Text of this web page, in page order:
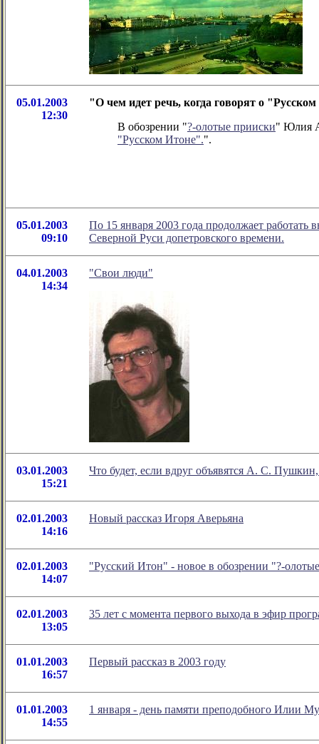
05.01.2003
12:30
"О чем идет речь, когда говорят о
В обозрении "?-олотые прииски" Юлия
"Русском Итоне".".
05.01.2003
09:10
По 15 января 2003 года продолжает работать
Северной Руси допетровского времени.
04.01.2003
14:34
"Свои люди"
03.01.2003
15:21
Что будет, если вдруг объявятся А. С.
02.01.2003
14:16
Новый рассказ Игоря Аверьяна
02.01.2003
14:07
"Русский Итон" - новое в обозрении "?-
02.01.2003
13:05
35 лет с момента первого выхода в эфир
01.01.2003
16:57
Первый рассказ в 2003 году
01.01.2003
14:55
1 января - день памяти преподобного Илии